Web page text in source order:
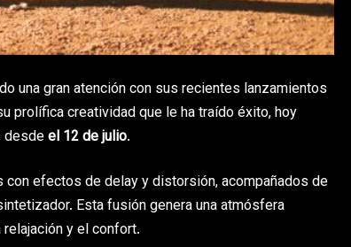
una gran atención con sus recientes lanzamientos
prolífica creatividad que le ha traído éxito, hoy
desdeel 12 de julio.
efectos de delay y distorsión, acompañados de
Esta fusión genera una atmósfera
y el confort.